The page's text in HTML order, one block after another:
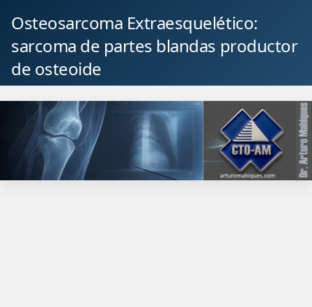
Osteosarcoma Extraesquelético:
sarcoma de partes blandas productor
de osteoide